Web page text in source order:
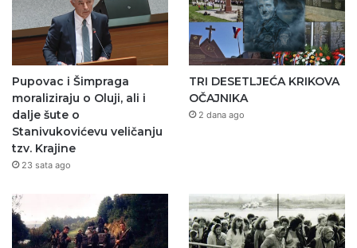
Pupovac i Šimpraga
moraliziraju o Oluji, ali i
dalje šute o
Stanivukovićevu veličanju
tzv. Krajine
23 sata ago
TRI DESETLJEĆA KRIKOVA
OČAJNIKA
2 dana ago